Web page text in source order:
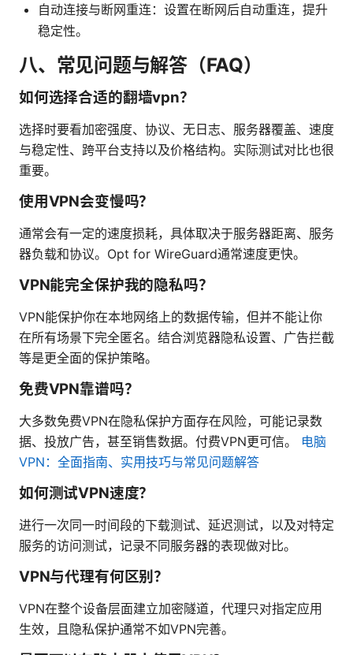
自动连接与断网重连：设置在断网后自动重连，提升
稳定性。
八、常见问题与解答（FAQ）
如何选择合适的翻墙vpn？
选择时要看加密强度、协议、无日志、服务器覆盖、速度
与稳定性、跨平台支持以及价格结构。实际测试对比也很
重要。
使用VPN会变慢吗？
通常会有一定的速度损耗，具体取决于服务器距离、服务
器负载和协议。Opt for WireGuard通常速度更快。
VPN能完全保护我的隐私吗？
VPN能保护你在本地网络上的数据传输，但并不能让你
在所有场景下完全匿名。结合浏览器隐私设置、广告拦截
等是更全面的保护策略。
免费VPN靠谱吗？
大多数免费VPN在隐私保护方面存在风险，可能记录数
据、投放广告，甚至销售数据。付费VPN更可信。 电脑
VPN：全面指南、实用技巧与常见问题解答
如何测试VPN速度？
进行一次同一时间段的下载测试、延迟测试，以及对特定
服务的访问测试，记录不同服务器的表现做对比。
VPN与代理有何区别？
VPN在整个设备层面建立加密隧道，代理只对指定应用
生效，且隐私保护通常不如VPN完善。